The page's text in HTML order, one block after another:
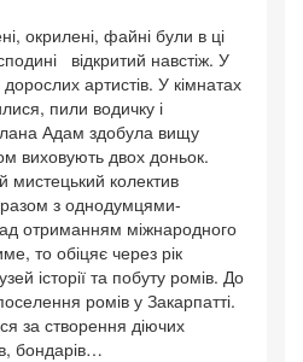
окрилені, файні були в ці
відкритий навстіж. У
артистів. У кімнатах
пили водичку і
Адам здобула вищу
виховують двох доньок.
мистецький колектив
з однодумцями-
отриманням міжнародного
то обіцяє через рік
історії та побуту ромів. До
ромів у Закарпатті.
за створення діючих
бондарів…